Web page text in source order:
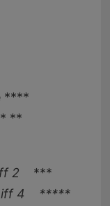
****
**
2 ***
4 *****